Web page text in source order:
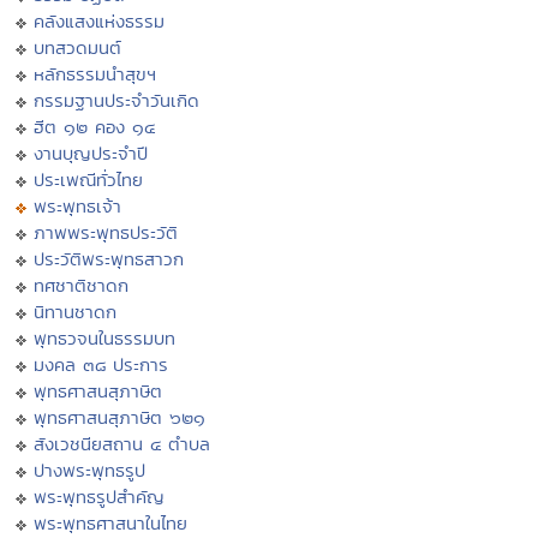
คลังแสงแห่งธรรม
บทสวดมนต์
หลักธรรมนำสุขฯ
กรรมฐานประจำวันเกิด
ฮีต ๑๒ คอง ๑๔
งานบุญประจำปี
ประเพณีทั่วไทย
พระพุทธเจ้า
ภาพพระพุทธประวัติ
ประวัติพระพุทธสาวก
ทศชาติชาดก
นิทานชาดก
พุทธวจนในธรรมบท
มงคล ๓๘ ประการ
พุทธศาสนสุภาษิต
พุทธศาสนสุภาษิต ๖๒๑
สังเวชนียสถาน ๔ ตำบล
ปางพระพุทธรูป
พระพุทธรูปสำคัญ
พระพุทธศาสนาในไทย